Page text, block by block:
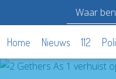
Home Nieuws 112